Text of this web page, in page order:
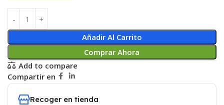
Añadir Al Carrito
Comprar Ahora
Add to compare
Compartir en
Recoger en tienda